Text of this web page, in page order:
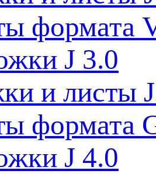
формата
J 3.0
и листы
формата
J 4.0